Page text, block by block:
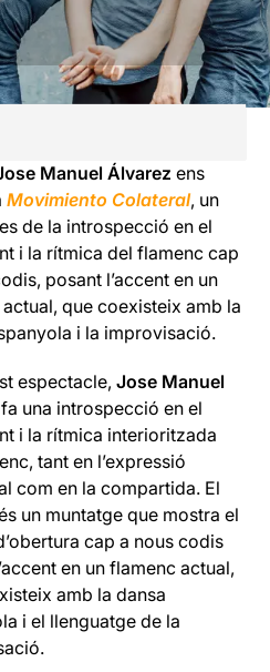
Manuel Álvarez ens
Movimiento Colateral, un
de la introspecció en el
i la rítmica del flamenc cap
posant l’accent en un
que coexisteix amb la
i la improvisació.
espectacle,Jose Manuel
fa una introspecció en el
i la rítmica interioritzada
tant en l’expressió
com en la compartida. El
un muntatge que mostra el
cap a nous codis
en un flamenc actual,
amb la dansa
i el llenguatge de la